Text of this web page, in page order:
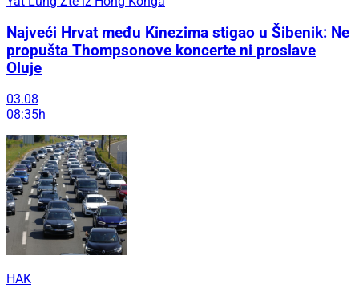
Najveći Hrvat među Kinezima stigao u Šibenik: Ne
propušta Thompsonove koncerte ni proslave
Oluje
03.08
08:35h
HAK